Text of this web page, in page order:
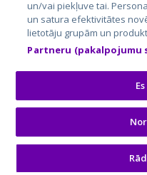
GetaPro.lv
GetaPro.ee
Skelbiu.lt
Autoplius.lt
Aruodas.lt
© 2026 GetaPro. Visas tiesības
un/vai piekļuve tai.
un satura efektivitātes
lietotāju grupām un
Partneru (pakalpojumu